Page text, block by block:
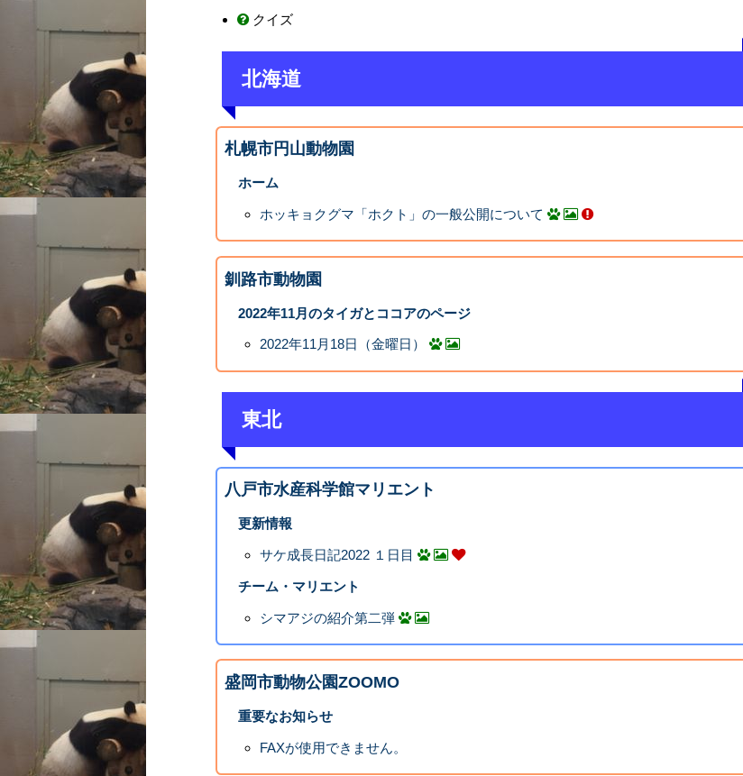
クイズ
北海道
札幌市円山動物園
ホーム
ホッキョクグマ「ホクト」の一般公開について
釧路市動物園
2022年11月のタイガとココアのページ
2022年11月18日（金曜日）
東北
八戸市水産科学館マリエント
更新情報
サケ成長日記2022 １日目
チーム・マリエント
シマアジの紹介第二弾
盛岡市動物公園ZOOMO
重要なお知らせ
FAXが使用できません。